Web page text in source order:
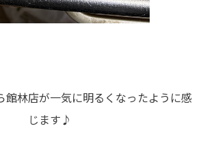
館林店が一気に明るくなったように感
じます♪